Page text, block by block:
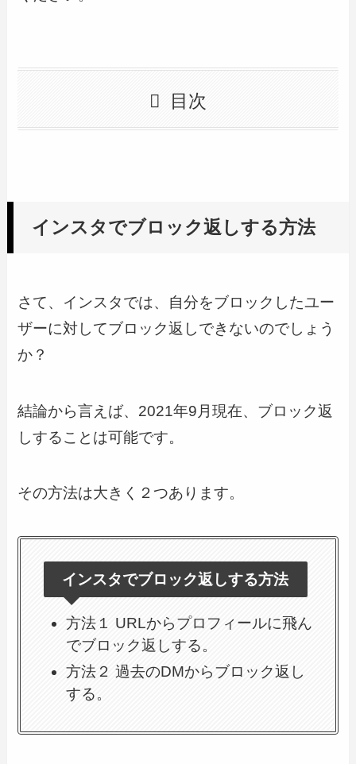
目次
インスタでブロック返しする方法
さて、インスタでは、自分をブロックしたユー
ザーに対してブロック返しできないのでしょう
か？
結論から言えば、2021年9月現在、ブロック返
しすることは可能です。
その方法は大きく２つあります。
インスタでブロック返しする方法
方法１ URLからプロフィールに飛ん
でブロック返しする。
方法２ 過去のDMからブロック返し
する。